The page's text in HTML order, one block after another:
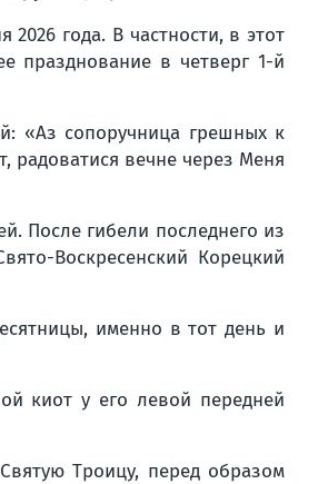
года. В частности, в этот
празднование в четверг 1-й
«Аз сопоручница грешных к
вечне через Меня
После гибели последнего из
Воскресенский Корецкий
именно в тот день и
киот у его левой передней
Троицу, перед образом